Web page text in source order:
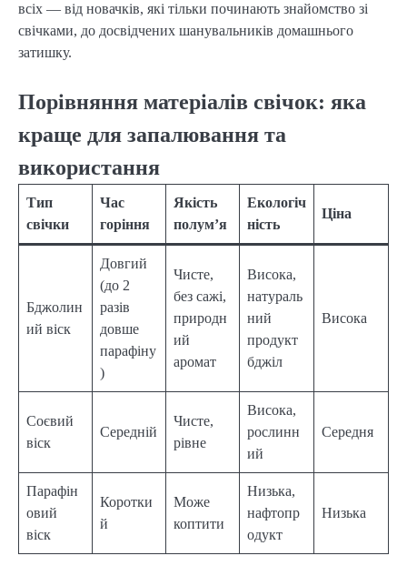
всіх — від новачків, які тільки починають знайомство зі
свічками, до досвідчених шанувальників домашнього
затишку.
Порівняння матеріалів свічок: яка
краще для запалювання та
використання
Тип
свічки
Час
горіння
Якість
полум’я
Екологіч
ність
Ціна
Бджолин
ий віск
Довгий
(до 2
разів
довше
парафіну
)
Чисте,
без сажі,
природн
ий
аромат
Висока,
натураль
ний
продукт
бджіл
Висока
Соєвий
віск
Середній
Чисте,
рівне
Висока,
рослинн
ий
Середня
Парафін
овий
віск
Коротки
й
Може
коптити
Низька,
нафтопр
одукт
Низька